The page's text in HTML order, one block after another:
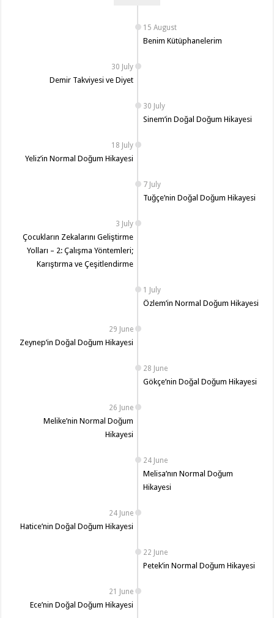
15 August
Benim Kütüphanelerim
30 July
Demir Takviyesi ve Diyet
30 July
Sinem’in Doğal Doğum Hikayesi
18 July
Yeliz’in Normal Doğum Hikayesi
7 July
Tuğçe’nin Doğal Doğum Hikayesi
3 July
Çocukların Zekalarını Geliştirme
Yolları – 2: Çalışma Yöntemleri;
Karıştırma ve Çeşitlendirme
1 July
Özlem’in Normal Doğum Hikayesi
29 June
Zeynep’in Doğal Doğum Hikayesi
28 June
Gökçe’nin Doğal Doğum Hikayesi
26 June
Melike’nin Normal Doğum
Hikayesi
24 June
Melisa’nın Normal Doğum
Hikayesi
24 June
Hatice’nin Doğal Doğum Hikayesi
22 June
Petek’in Normal Doğum Hikayesi
21 June
Ece’nin Doğal Doğum Hikayesi